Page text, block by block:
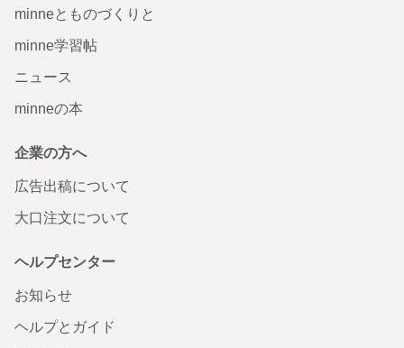
minneとものづくりと
minne学習帖
ニュース
minneの本
企業の方へ
広告出稿について
大口注文について
ヘルプセンター
お知らせ
ヘルプとガイド